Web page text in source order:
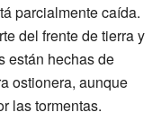
parcialmente caída.
del frente de tierra y
están hechas de
ostionera, aunque
las tormentas.